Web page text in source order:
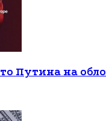
Путина на